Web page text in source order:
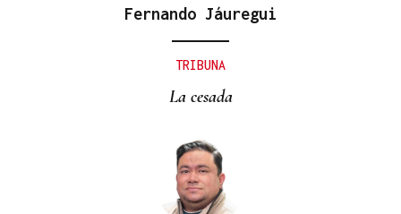
Fernando Jáuregui
TRIBUNA
La cesada